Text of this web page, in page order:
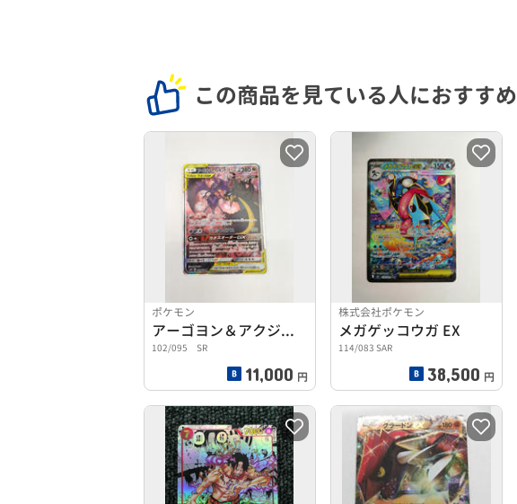
この商品を見ている人におすすめ
ポケモン
アーゴヨン＆アクジキングGX
102/095 SR
11,000 円
株式会社ポケモン
メガゲッコウガ EX
114/083 SAR
38,500 円